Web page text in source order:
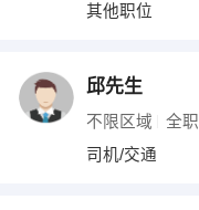
其他职位
邱先生
不限区域 全职
司机/交通